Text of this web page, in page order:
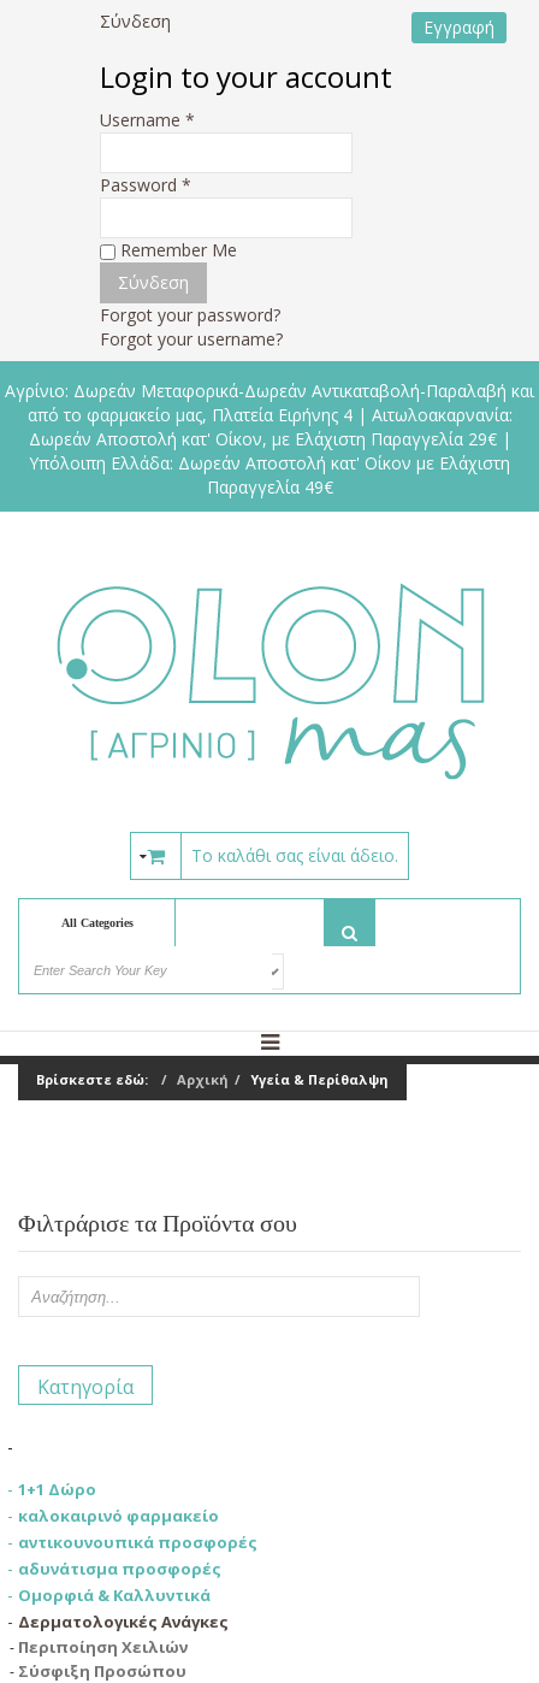
Σύνδεση
Login to your account
Username *
Password *
Remember Me
Forgot your password?
Forgot your username?
Εγγραφή
Αγρίνιο: Δωρεάν Μεταφορικά-Δωρεάν Αντικαταβολή-Παραλαβή και
από το φαρμακείο μας, Πλατεία Ειρήνης 4 | Αιτωλοακαρνανία:
Δωρεάν Αποστολή κατ' Οίκον, με Ελάχιστη Παραγγελία 29€ |
Υπόλοιπη Ελλάδα: Δωρεάν Αποστολή κατ' Οίκον με Ελάχιστη
Παραγγελία 49€
Το καλάθι σας είναι άδειο.
All Categories
Βρίσκεστε εδώ: Αρχική Υγεία & Περίθαλψη
Φιλτράρισε τα Προϊόντα σου
Κατηγορία
1+1 Δώρο
καλοκαιρινό φαρμακείο
αντικουνουπικά προσφορές
αδυνάτισμα προσφορές
Ομορφιά & Καλλυντικά
Δερματολογικές Ανάγκες
Περιποίηση Χειλιών
Σύσφιξη Προσώπου